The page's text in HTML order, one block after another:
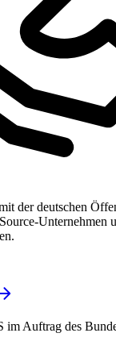
der deutschen
Unternehmen
im Auftrag des